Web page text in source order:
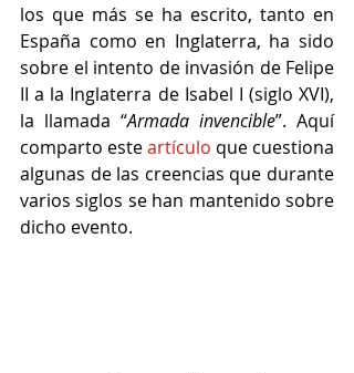
los que más se ha escrito, tanto en
España como en Inglaterra, ha sido
sobre el intento de invasión de Felipe
II a la Inglaterra de Isabel I (siglo XVI),
la llamada “Armada invencible”. Aquí
comparto este artículo que cuestiona
algunas de las creencias que durante
varios siglos se han mantenido sobre
dicho evento.